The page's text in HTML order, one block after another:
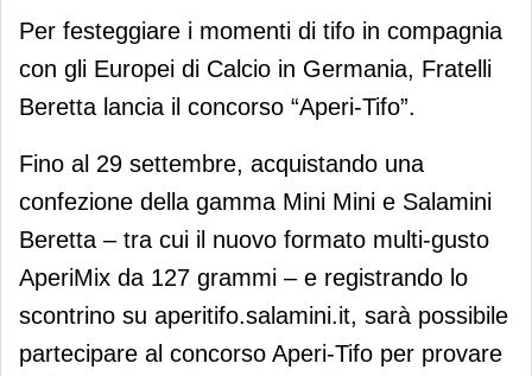
Fratelli Beretta lancia il concorso
“Aperi-Tifo”
Per festeggiare i momenti di tifo in compagnia
con gli Europei di Calcio in Germania, Fratelli
Beretta lancia il concorso “Aperi-Tifo”.
Fino al 29 settembre, acquistando una
confezione della gamma Mini Mini e Salamini
Beretta – tra cui il nuovo formato multi-gusto
AperiMix da 127 grammi – e registrando lo
scontrino su aperitifo.salamini.it, sarà possibile
partecipare al concorso Aperi-Tifo per provare